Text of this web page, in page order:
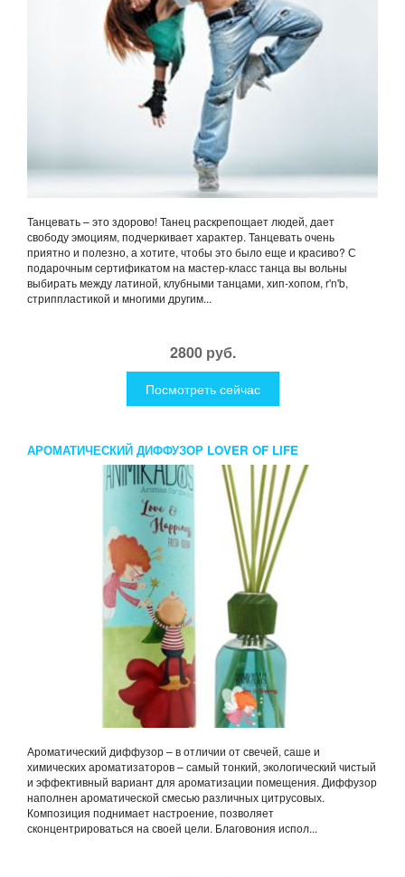
Танцевать – это здорово! Танец раскрепощает людей, дает
свободу эмоциям, подчеркивает характер. Танцевать очень
приятно и полезно, а хотите, чтобы это было еще и красиво? С
подарочным сертификатом на мастер-класс танца вы вольны
выбирать между латиной, клубными танцами, хип-хопом, r'n'b,
стриппластикой и многими другим...
2800 руб.
Посмотреть сейчас
АРОМАТИЧЕСКИЙ ДИФФУЗОР LOVER OF LIFE
ANIMIKADOS 100 МЛ
Ароматический диффузор – в отличии от свечей, саше и
химических ароматизаторов – самый тонкий, экологический чистый
и эффективный вариант для ароматизации помещения. Диффузор
наполнен ароматической смесью различных цитрусовых.
Композиция поднимает настроение, позволяет
сконцентрироваться на своей цели. Благовония испол...